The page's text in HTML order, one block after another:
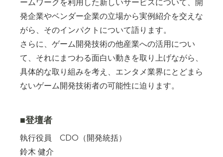
ームワークを利用した新しいサービスについて、開
発企業やベンダー企業の立場から実例紹介を交えな
がら、そのインパクトについて語ります。
さらに、ゲーム開発技術の他産業への活用につい
て、それにまつわる面白い動きを取り上げながら、
具体的な取り組みを考え、エンタメ業界にとどまら
ないゲーム開発技術者の可能性に迫ります。
■登壇者
執行役員 CDO（開発統括）
鈴木 健介